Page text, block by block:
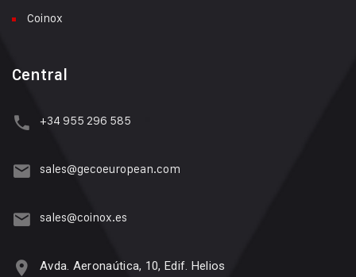
Coinox
Central
+34 955 296 585
sales@gecoeuropean.com
sales@coinox.es
Avda. Aeronaútica, 10, Edif. Helios